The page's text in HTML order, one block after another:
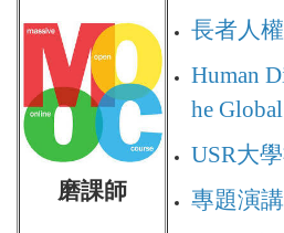
磨課師
長者人
Human
he
USR大
專題演講